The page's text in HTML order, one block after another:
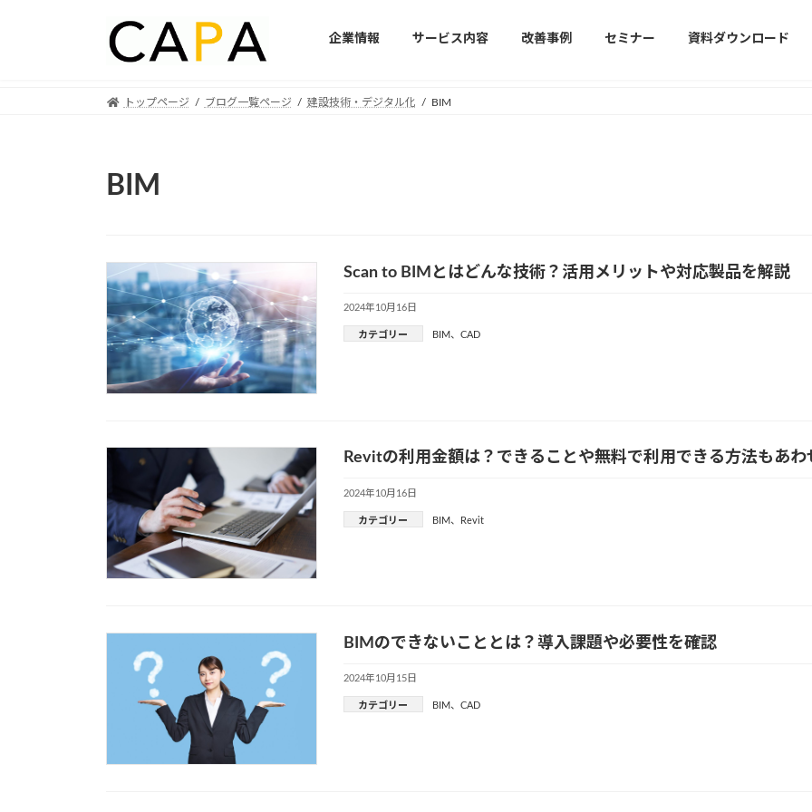
企業情報 サービス内容 改善事例 セミナー 資料ダウンロード
トップページ ブログ一覧ページ 建設技術・デジタル化 BIM
BIM
Scan to BIMとはどんな技術？活用メリットや対応製品を解説
2024年10月16日
カテゴリー BIM、 CAD
Revitの利用金額は？できることや無料で利用できる方法もあわ
2024年10月16日
カテゴリー BIM、 Revit
BIMのできないこととは？導入課題や必要性を確認
2024年10月15日
カテゴリー BIM、 CAD